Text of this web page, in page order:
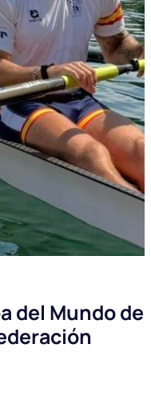
del Mundo de